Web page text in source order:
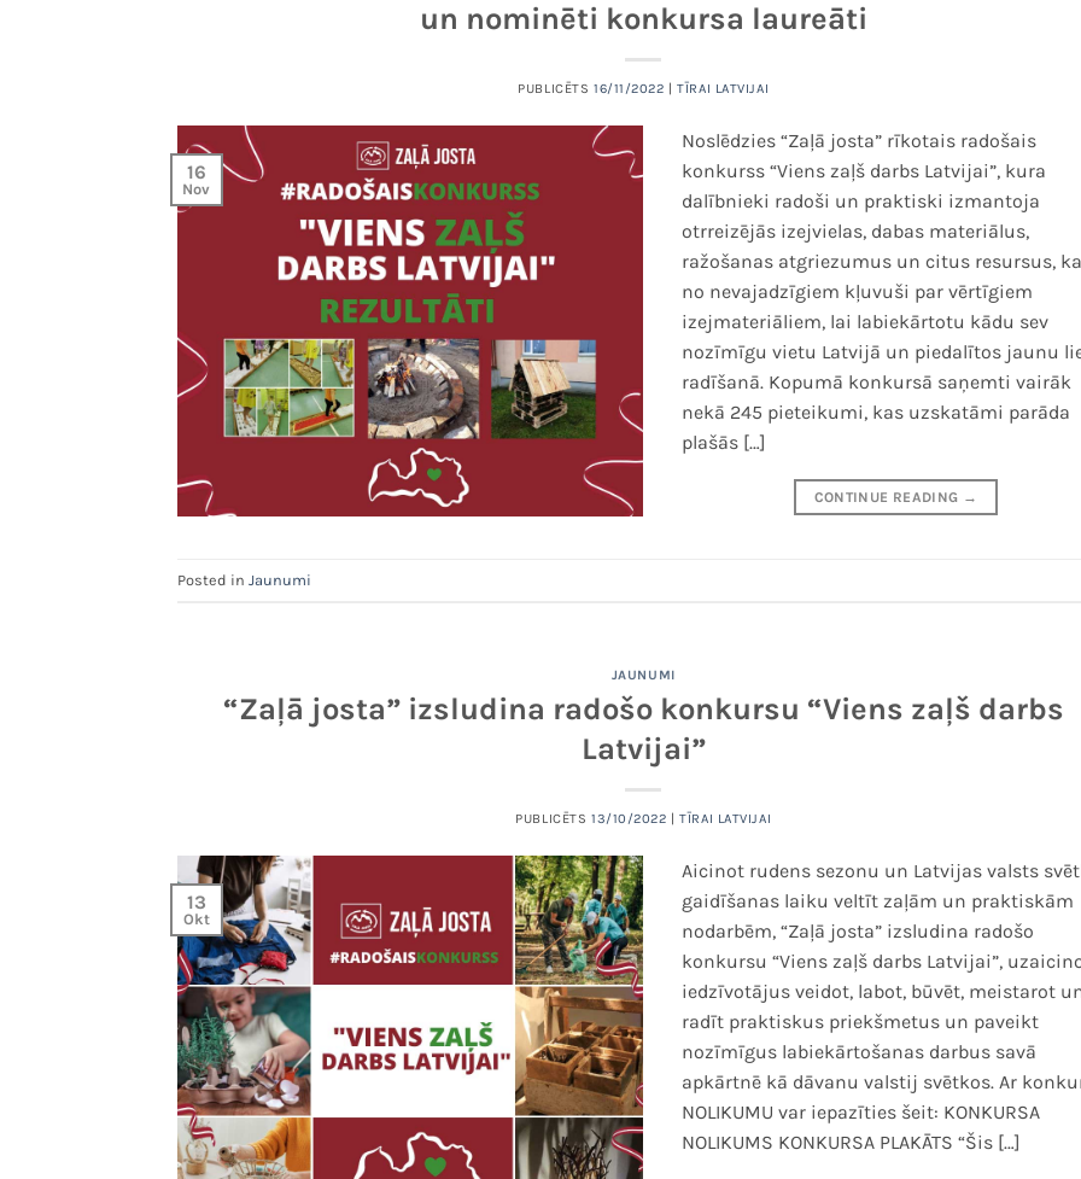
un nominēti konkursa laureāti
PUBLICĒTS 16/11/2022 |TĪRAI LATVIJAI
16
Nov
Noslēdzies “Zaļā josta” rīkotais radošais
konkurss “Viens zaļš darbs Latvijai”, kura
dalībnieki radoši un praktiski izmantoja
otrreizējās izejvielas, dabas materiālus,
ražošanas atgriezumus un citus resursus,
no nevajadzīgiem kļuvuši par vērtīgiem
izejmateriāliem, lai labiekārtotu kādu sev
nozīmīgu vietu Latvijā un piedalītos jaunu
radīšanā. Kopumā konkursā saņemti vairāk
nekā 245 pieteikumi, kas uzskatāmi parāda
plašās […]
CONTINUE READING →
Posted in Jaunumi
JAUNUMI
“Zaļā josta” izsludina radošo konkursu “Viens zaļš darbs
Latvijai”
PUBLICĒTS 13/10/2022 |TĪRAI LATVIJAI
13
Okt
Aicinot rudens sezonu un Latvijas valsts
gaidīšanas laiku veltīt zaļām un praktiskām
nodarbēm, “Zaļā josta” izsludina radošo
konkursu “Viens zaļš darbs Latvijai”,
iedzīvotājus veidot, labot, būvēt, meistarot
radīt praktiskus priekšmetus un paveikt
nozīmīgus labiekārtošanas darbus savā
apkārtnē kā dāvanu valstij svētkos. Ar
NOLIKUMU var iepazīties šeit: KONKURSA
NOLIKUMS KONKURSA PLAKĀTS “Šis […]